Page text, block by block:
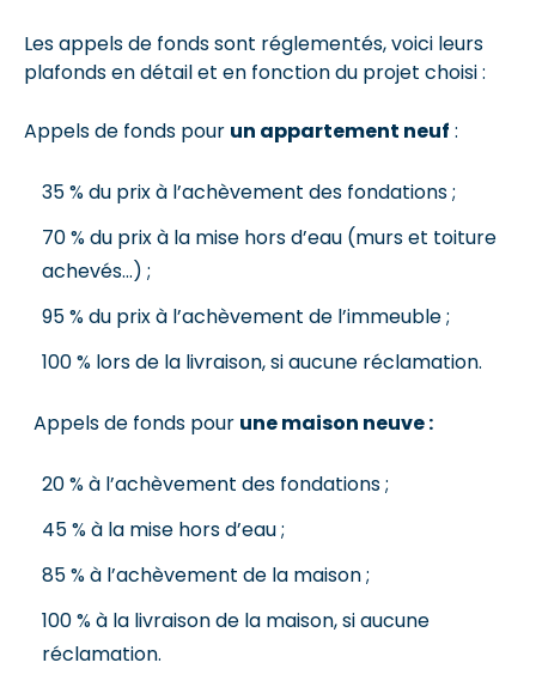
Les appels de fonds sont réglementés, voici leurs
plafonds en détail et en fonction du projet choisi :
Appels de fonds pour un appartement neuf :
35 % du prix à l’achèvement des fondations ;
70 % du prix à la mise hors d’eau (murs et toiture
achevés...) ;
95 % du prix à l’achèvement de l’immeuble ;
100 % lors de la livraison, si aucune réclamation.
Appels de fonds pour une maison neuve :
20 % à l’achèvement des fondations ;
45 % à la mise hors d’eau ;
85 % à l’achèvement de la maison ;
100 % à la livraison de la maison, si aucune
réclamation.